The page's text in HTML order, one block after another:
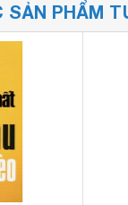
SẢN PHẨM